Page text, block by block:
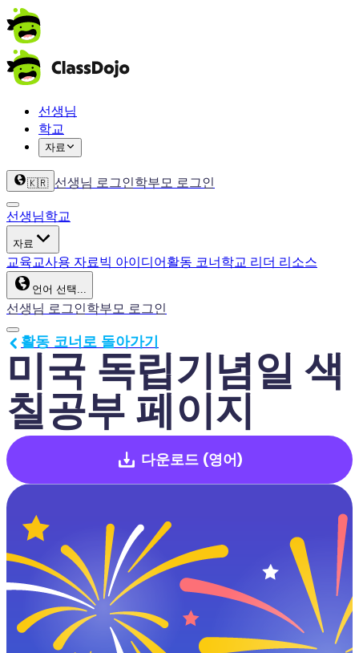
선생님
학교
자료
🇰🇷 선생님 로그인학부모 로그인
선생님학교
자료
교육교사용 자료빅 아이디어활동 코너학교 리더 리소스
언어 선택...
선생님 로그인학부모 로그인
미국 독립기념일 색
칠공부 페이지
활동 코너로 돌아가기
다운로드 (영어)